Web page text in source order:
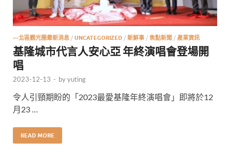
—北區觀光圈最新消息 / UNCATEGORIZED / 新鮮事 / 焦點新聞 / 產業資訊
基隆城市代言人安心亞 年終演唱會登場開
唱
2023-12-13 - byyuting
令人引頸期盼的「2023最愛基隆年終演唱會」即將於12
月23 …
READ MORE